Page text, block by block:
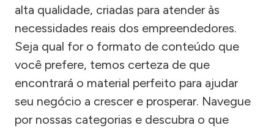
alta qualidade, criadas para atender às
necessidades reais dos empreendedores.
Seja qual for o formato de conteúdo que
você prefere, temos certeza de que
encontrará o material perfeito para ajudar
seu negócio a crescer e prosperar. Navegue
por nossas categorias e descubra o que